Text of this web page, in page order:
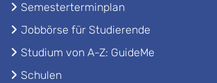
Semesterterminplan
Jobbörse für Studierende
Studium von A-Z: GuideMe
Schulen